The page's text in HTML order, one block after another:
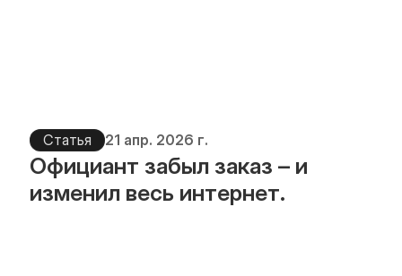
Статья 21 апр. 2026 г.
Официант забыл заказ – и
изменил весь интернет.